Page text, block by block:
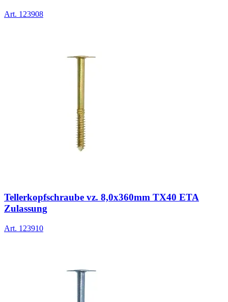
Art. 123908
Tellerkopfschraube vz. 8,0x360mm TX40 ETA
Zulassung
Art. 123910